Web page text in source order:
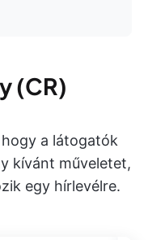
(CR)
a látogatók
kívánt műveletet,
egy hírlevélre.